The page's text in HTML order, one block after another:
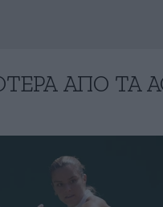
ΑΠΟ ΤA